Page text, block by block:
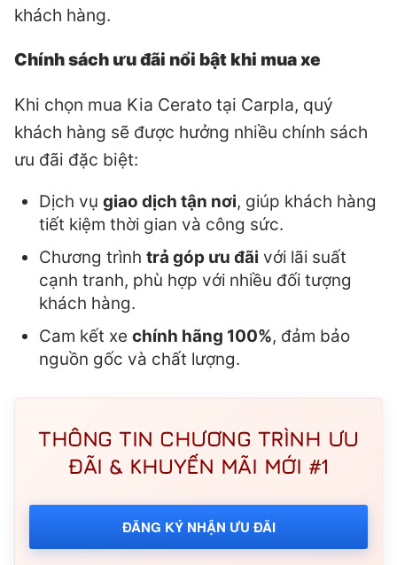
khách hàng.
Chính sách ưu đãi nổi bật khi mua xe
Khi chọn mua Kia Cerato tại Carpla, quý
khách hàng sẽ được hưởng nhiều chính sách
ưu đãi đặc biệt:
Dịch vụgiao dịch tận nơi, giúp khách hàng
tiết kiệm thời gian và công sức.
Chương trìnhtrả góp ưu đãi với lãi suất
cạnh tranh, phù hợp với nhiều đối tượng
khách hàng.
Cam kết xechính hãng 100%, đảm bảo
nguồn gốc và chất lượng.
THÔNG TIN CHƯƠNG TRÌNH ƯU
ĐÃI & KHUYẾN MÃI MỚI #1
ĐĂNG KÝ NHẬN ƯU ĐÃI